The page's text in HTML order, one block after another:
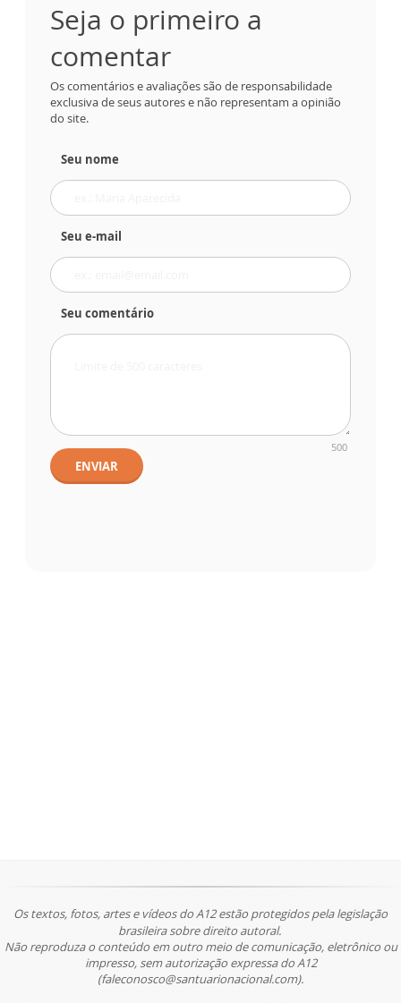
Seja o primeiro a
comentar
Os comentários e avaliações são de responsabilidade
exclusiva de seus autores e não representam a opinião
do site.
Seu nome
Seu e-mail
Seu comentário
500
ENVIAR
Os textos, fotos, artes e vídeos do A12 estão protegidos pela legislação
brasileira sobre direito autoral.
Não reproduza o conteúdo em outro meio de comunicação, eletrônico ou
impresso, sem autorização expressa do A12
(faleconosco@santuarionacional.com).